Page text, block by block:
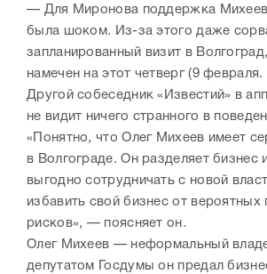
— Для Миронова поддержка
была шоком. Из-за этого даже
запланированный визит в
намечен на этот четверг (9
Другой собеседник «Известий» в
не видит ничего странного в
«Понятно, что Олег Михеев имеет
в Волгограде. Он разделяет бизнес
выгодно сотрудничать с новой
избавить свой бизнес от вероятных
рисков», — поясняет он.
Олег Михеев — неформальный
депутатом Госдумы он предал